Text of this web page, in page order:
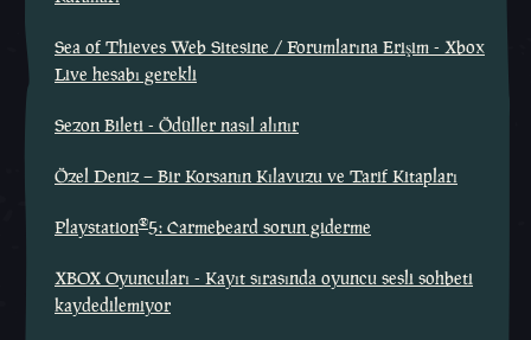
Sea of Thieves Web Sitesine / Forumlarına Erişim - Xbox
Live hesabı gerekli
Sezon Bileti - Ödüller nasıl alınır
Özel Deniz – Bir Korsanın Kılavuzu ve Tarif Kitapları
Playstation®5: Carmebeard sorun giderme
XBOX Oyuncuları - Kayıt sırasında oyuncu sesli sohbeti
kaydedilemiyor